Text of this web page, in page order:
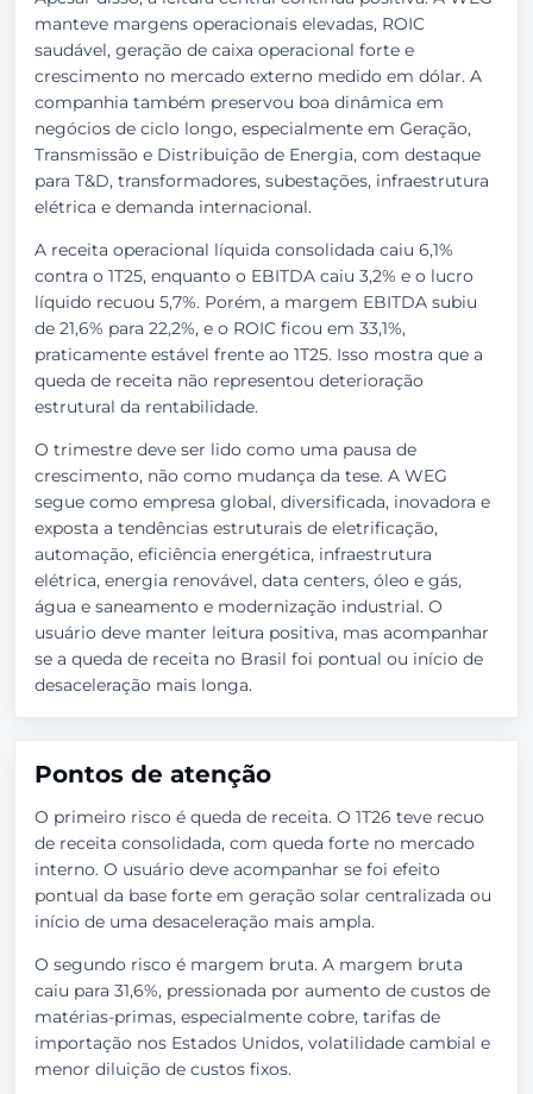
manteve margens operacionais elevadas, ROIC
saudável, geração de caixa operacional forte e
crescimento no mercado externo medido em dólar. A
companhia também preservou boa dinâmica em
negócios de ciclo longo, especialmente em Geração,
Transmissão e Distribuição de Energia, com destaque
para T&D, transformadores, subestações, infraestrutura
elétrica e demanda internacional.
A receita operacional líquida consolidada caiu 6,1%
contra o 1T25, enquanto o EBITDA caiu 3,2% e o lucro
líquido recuou 5,7%. Porém, a margem EBITDA subiu
de 21,6% para 22,2%, e o ROIC ficou em 33,1%,
praticamente estável frente ao 1T25. Isso mostra que a
queda de receita não representou deterioração
estrutural da rentabilidade.
O trimestre deve ser lido como uma pausa de
crescimento, não como mudança da tese. A WEG
segue como empresa global, diversificada, inovadora e
exposta a tendências estruturais de eletrificação,
automação, eficiência energética, infraestrutura
elétrica, energia renovável, data centers, óleo e gás,
água e saneamento e modernização industrial. O
usuário deve manter leitura positiva, mas acompanhar
se a queda de receita no Brasil foi pontual ou início de
desaceleração mais longa.
Pontos de atenção
O primeiro risco é queda de receita. O 1T26 teve recuo
de receita consolidada, com queda forte no mercado
interno. O usuário deve acompanhar se foi efeito
pontual da base forte em geração solar centralizada ou
início de uma desaceleração mais ampla.
O segundo risco é margem bruta. A margem bruta
caiu para 31,6%, pressionada por aumento de custos de
matérias-primas, especialmente cobre, tarifas de
importação nos Estados Unidos, volatilidade cambial e
menor diluição de custos fixos.